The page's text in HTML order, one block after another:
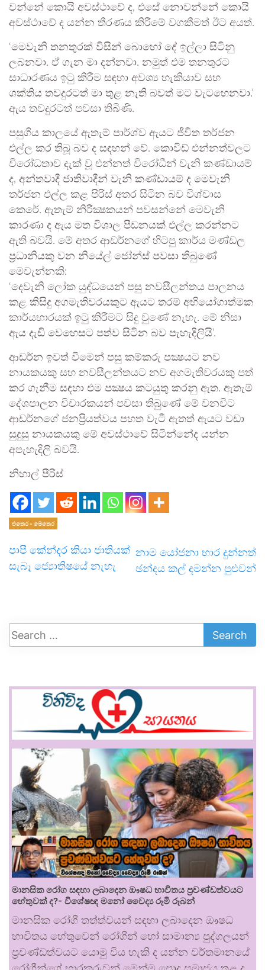
වන්නේ කොයි අවස්ථාවේ ද, එසේ නොවන්නේ කොයි
අවස්ථාවේ ද යන්න තීරණය කිරීමේ වගකීමත් ඊට අයත්.
‘මෙවැනි තනතුරක් විසින් බොහෝ දේ ඉල්ලා සිටිනු
ලබනවා. ඒ ගැන මා දන්නවා. නමුත් එම තනතුරට
සාධාරණය ඉටු කිරීම සඳහා අවශ්‍ය හැකියාව සහ
ශක්තිය තවදුරටත් මා තුළ නැති බවත් මට වැටහෙනවා.’
ඇය තවදුරටත් පවසා තිබිණි.
පසුගිය කාලයේ ඇතැම් පාර්ශ්ව ඇයට ජීවිත තර්ජන
එල්ල කර තිබූ බව ද සඳහන් වේ. කොවිඩ් එන්නත්වලට
විරෝධතාව දැක් වූ එන්නත් විරෝධීන් වැනි කණ්ඩායම්
ද, අන්තවාදී ජාතිවාදීන් වැනි කණ්ඩායම් ද මෙවැනි
තර්ජන එල්ල කළ පිරිස් අතර සිටින බව විශ්වාස
කෙරේ. ඇතැම් නිරීක්‍ෂකයන් පවසන්නේ මෙවැනි
කාරණා ද ඇය මත විශාල පීඩනයක් එල්ල කරන්නට
ඇති බවයි. මේ අතර ආඩර්නගේ හිටපු කාර්ය මණ්ඩල
ප්‍රධානියකු වන නියේල් ජෝන්ස් පවසා තිබුණේ
මෙවැන්නකි:
‘දෙවැනි ලෝක යුද්ධයෙන් පසු නවසීලන්තය පාලනය
කළ කිසිදු අගමැතිවරයකුට ඇයට තරම් අභියෝගාත්මක
කාර්යභාරයක් ඉටු කිරීමට සිදු වුණේ නැහැ. මේ නිසා
ඇය දැඩි වෙහෙසට පත්ව සිටින බව පැහැදිලියි’.
ආඩර්න ඉවත් වීමෙන් පසු කම්කරු පක්‍ෂයට නව
නායකයකු සහ නවසීලන්තයට නව අගමැතිවරයකු පත්
කර ගැනීම සඳහා එම පක්‍ෂය කටයුතු කරනු ඇත. ඇතැම්
දේශපාලන විචාරකයන් පවසා තිබුණේ මේ වනවිට
ආඩර්නගේ ජනප්‍රියත්වය පහත වැටී ඇතත් ඇයට වඩා
සුදුසු නායකයකු මේ අවස්ථාවේ සිටින්නේද යන්න
අපැහැදිලි බවයි.
නිහාල් පීරිස්
එතෙර - මෙතෙර
පාපී කේන්දර කියා ජාතියක්
සැබෑ ජ්‍යොතිෂයේ නැහැ
නාම යෝජනා භාර දුන්නත්
ඡන්දය කල් දමන්න පුළුවන්
මානසික රෝග සඳහා ලබාදෙන ඖෂධ භාවිතය ප්‍රචණ්ඩත්වයට
හේතුවක් ද?- විශේෂඥ මනෝ වෛද්‍ය රූමි රූබන්
මානසික රෝගී තත්ත්වයන් සඳහා ලබාදෙන ඖෂධ
භාවිතය හේතුවෙන් රෝගීන් හෝ සාමාන්‍ය පුද්ගලයන්
ප්‍රචණ්ඩත්වයට යොමු විය හැකි ද යන්න වර්තමානයේ